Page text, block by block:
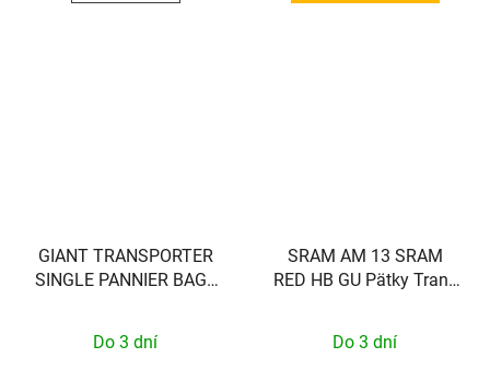
GIANT TRANSPORTER
SINGLE PANNIER BAG -
Do 3 dní
SRAM AM 13 SRAM
RED HB GU Pätky Trans
Do 3 dní